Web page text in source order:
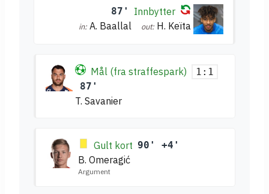
87' Innbytter
in: A. Baallal out: H. Keïta
Mål (fra straffespark)
1:1
87'
T. Savanier
Gult kort 90' +4'
B. Omeragić
Argument